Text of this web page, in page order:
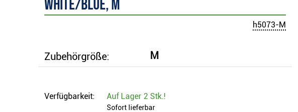
white/blue, M
h5073-M
Zubehörgröße: M
Verfügbarkeit: Auf Lager 2 Stk.!
Sofort lieferbar